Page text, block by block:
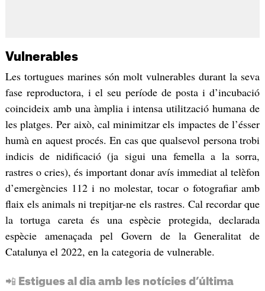
Vulnerables
Les tortugues marines són molt vulnerables durant la seva
fase reproductora, i el seu període de posta i d’incubació
coincideix amb una àmplia i intensa utilització humana de
les platges. Per això, cal minimitzar els impactes de l’ésser
humà en aquest procés. En cas que qualsevol persona trobi
indicis de nidificació (ja sigui una femella a la sorra,
rastres o cries), és important donar avís immediat al telèfon
d’emergències 112 i no molestar, tocar o fotografiar amb
flaix els animals ni trepitjar-ne els rastres. Cal recordar que
la tortuga careta és una espècie protegida, declarada
espècie amenaçada pel Govern de la Generalitat de
Catalunya el 2022, en la categoria de vulnerable.
📲 Estigues al dia amb les notícies d’última